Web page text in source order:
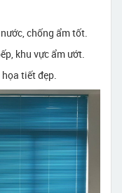
chống ẩm tốt.
khu vực ẩm ướt.
tiết đẹp.